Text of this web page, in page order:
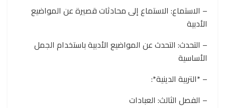
– الاستماع: الاستماع إلى محادثات قصيرة عن المواضيع
الأدبية
– التحدث: التحدث عن المواضيع الأدبية باستخدام الجمل
الأساسية
– *التربية الدينية*:
– الفصل الثالث: العبادات